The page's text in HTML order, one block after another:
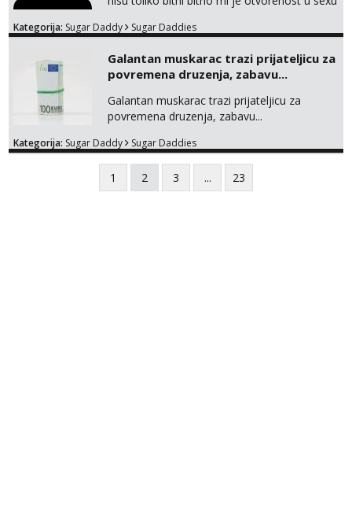
jave na mail . Molim ako je moguce prvi mail
necete pozalit
Kategorija: Sugar Daddy Sugar Daddies
Galantan muskarac trazi prijateljicu za
povremena druzenja, zabavu...
Galantan muskarac trazi prijateljicu za
povremena druzenja, zabavu...
Kategorija: Sugar Daddy Sugar Daddies
1 2 3 ... 23